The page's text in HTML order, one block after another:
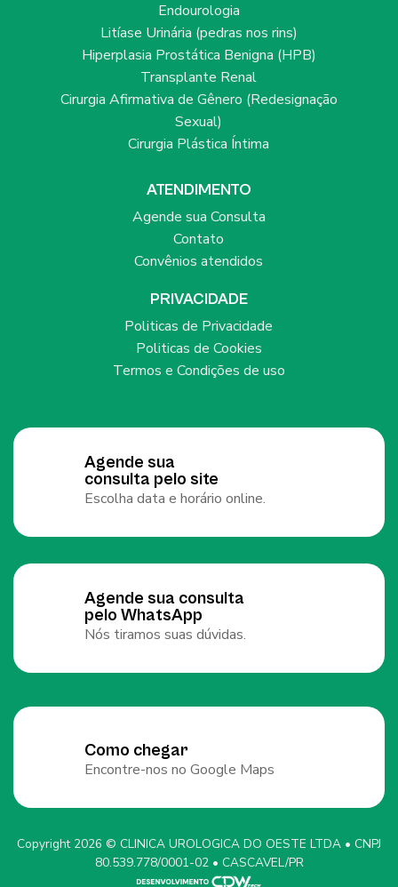
Endourologia
Litíase Urinária (pedras nos rins)
Hiperplasia Prostática Benigna (HPB)
Transplante Renal
Cirurgia Afirmativa de Gênero (Redesignação
Sexual)
Cirurgia Plástica Íntima
ATENDIMENTO
Agende sua Consulta
Contato
Convênios atendidos
PRIVACIDADE
Politicas de Privacidade
Politicas de Cookies
Termos e Condições de uso
Agende sua
consulta pelo site
Escolha data e horário online.
Agende sua consulta
pelo WhatsApp
Nós tiramos suas dúvidas.
Como chegar
Encontre-nos no Google Maps
Copyright 2026 © CLINICA UROLOGICA DO OESTE LTDA • CNPJ
80.539.778/0001-02 • CASCAVEL/PR